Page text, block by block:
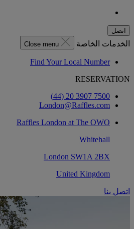
اتصل
الخدمات الخاصة Close menu
Find Your Local Number
RESERVATION
7500 3907 20 (44)
London@Raffles.com
Raffles London at The OWO
Whitehall
London SW1A 2BX
United Kingdom
اتصل بنا